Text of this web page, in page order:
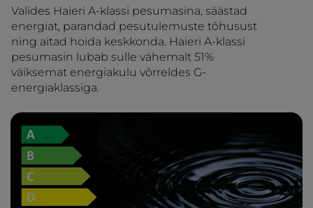
Valides Haieri A-klassi pesumasina, säästad
energiat, parandad pesutulemuste tõhusust
ning aitad hoida keskkonda. Haieri A-klassi
pesumasin lubab sulle vähemalt 51%
väiksemat energiakulu võrreldes G-
energiaklassiga.